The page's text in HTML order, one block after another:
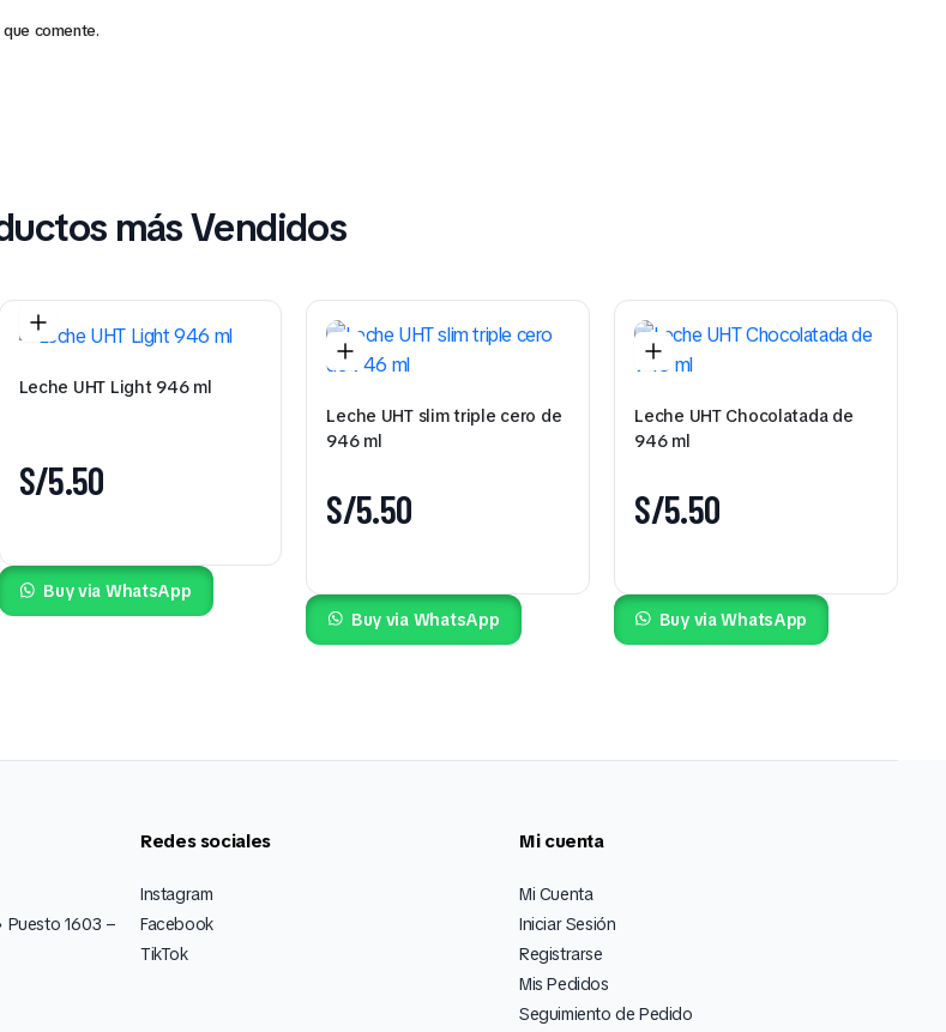
comente.
más Vendidos
Leche UHT Light 946 ml
S/5.50
Buy via WhatsApp
Leche UHT slim triple cero de
946 ml
S/5.50
Buy via WhatsApp
Leche UHT Chocolatada de
946 ml
S/5.50
Buy via WhatsApp
Puesto 1603 –
Redes sociales
Instagram
Facebook
TikTok
Mi cuenta
Mi Cuenta
Iniciar Sesión
Registrarse
Mis Pedidos
Seguimiento de Pedido